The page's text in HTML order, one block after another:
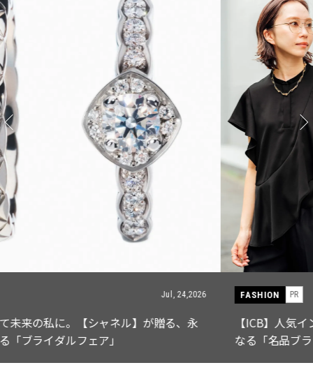
Jul, 15,2026
【ICB】人気インフルエンサーと共同制作! 週5で着たく
なる「名品ブラウス」２選